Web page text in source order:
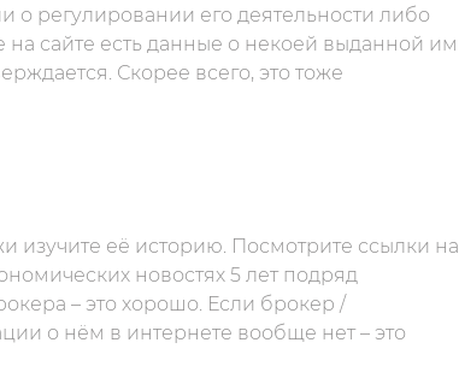
регулировании его деятельности либо
сайте есть данные о некоей выданной им
Скорее всего, это тоже
её историю. Посмотрите ссылки на
новостях 5 лет подряд
– это хорошо. Если брокер /
о нём в интернете вообще нет – это